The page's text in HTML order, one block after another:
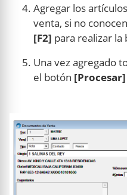
Agregar los
venta, si no
[F2] para realizar la
Una vez agregado
el botón [Procesar]